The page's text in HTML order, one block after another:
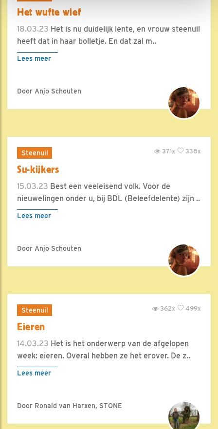
Het wufte wief
18.03.23 Het is nu duidelijk lente, en vrouw steenuil
heeft dat in haar bolletje. En dat zal m..
Lees meer
Door Anjo Schouten
Steenuil 338x
371x
Su-kijkers
15.03.23 Best een veeleisend volk. Voor de
nieuwelingen onder u, bij BDL (Beleefdelente) zijn ..
Lees meer
Door Anjo Schouten
Steenuil 499x
362x
Eieren
14.03.23 Het is het onderwerp van de afgelopen
week: eieren. Overal hebben ze het erover. De z..
Lees meer
Door Ronald van Harxen, STONE